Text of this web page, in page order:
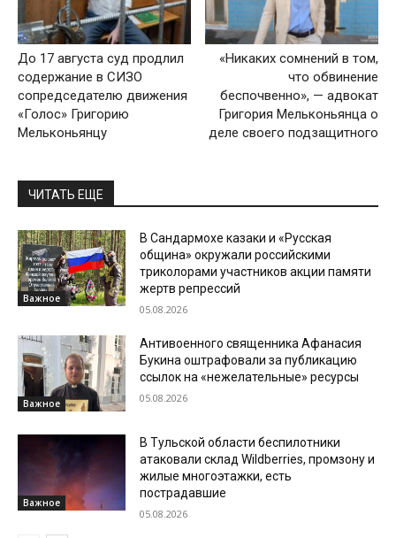
До 17 августа суд продлил
содержание в СИЗО
сопредседателю движения
«Голос» Григорию
Мельконьянцу
«Никаких сомнений в том,
что обвинение
беспочвенно», — адвокат
Григория Мельконьянца о
деле своего подзащитного
ЧИТАТЬ ЕЩЕ
Важное
В Сандармохе казаки и «Русская
община» окружали российскими
триколорами участников акции памяти
жертв репрессий
05.08.2026
Важное
Антивоенного священника Афанасия
Букина оштрафовали за публикацию
ссылок на «нежелательные» ресурсы
05.08.2026
Важное
В Тульской области беспилотники
атаковали склад Wildberries, промзону и
жилые многоэтажки, есть
пострадавшие
05.08.2026